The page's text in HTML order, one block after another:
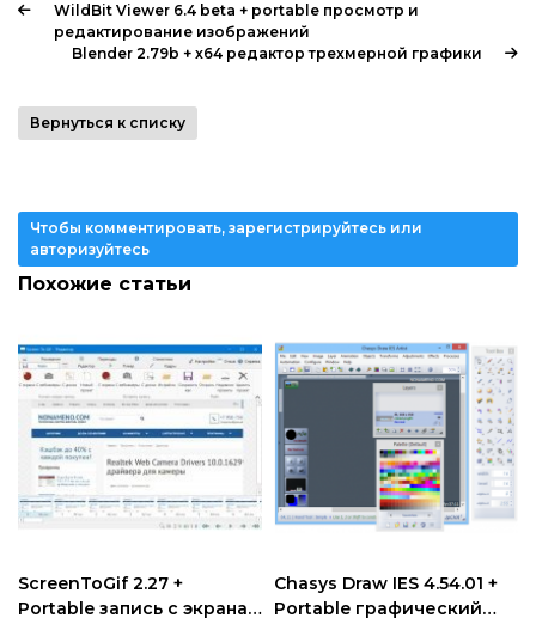
WildBit Viewer 6.4 beta + portable просмотр и
редактирование изображений
Blender 2.79b + x64 редактор трехмерной графики
Вернуться к списку
Чтобы комментировать, зарегистрируйтесь или
авторизуйтесь
Похожие статьи
ScreenToGif 2.27 +
Portable запись с экрана
Chasys Draw IES 4.54.01 +
Portable графический